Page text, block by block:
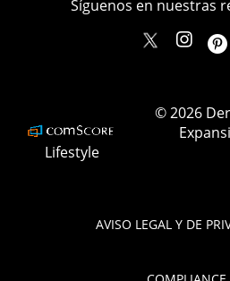
AVISO LEGAL Y DE
Síguenos en nuestras
Lifestyle
© 2026